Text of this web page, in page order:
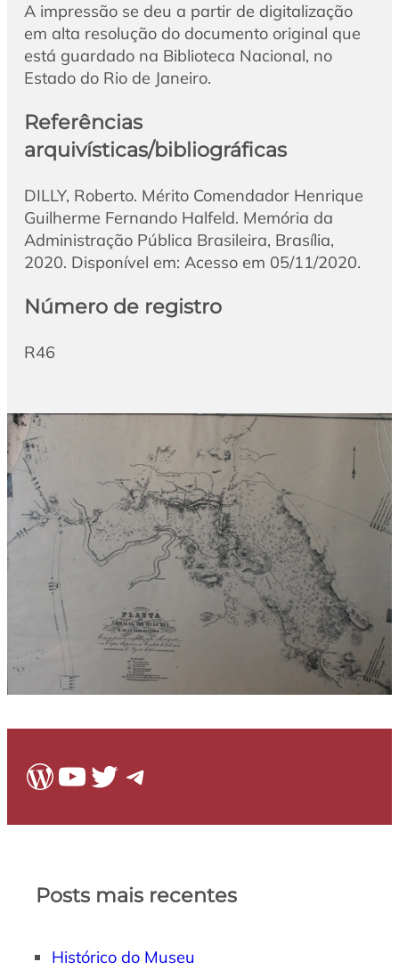
A impressão se deu a partir de digitalização
em alta resolução do documento original que
está guardado na Biblioteca Nacional, no
Estado do Rio de Janeiro.
Referências
arquivísticas/bibliográficas
DILLY, Roberto. Mérito Comendador Henrique
Guilherme Fernando Halfeld. Memória da
Administração Pública Brasileira, Brasília,
2020. Disponível em: Acesso em 05/11/2020.
Número de registro
R46
WordPress
Youtube
Twitter
Telegram
Posts mais recentes
Histórico do Museu